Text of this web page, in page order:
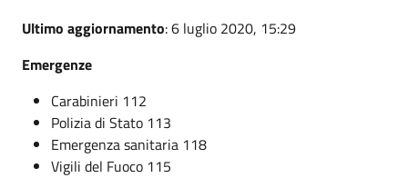
Ultimo aggiornamento: 6 luglio 2020, 15:29
Emergenze
Carabinieri 112
Polizia di Stato 113
Emergenza sanitaria 118
Vigili del Fuoco 115